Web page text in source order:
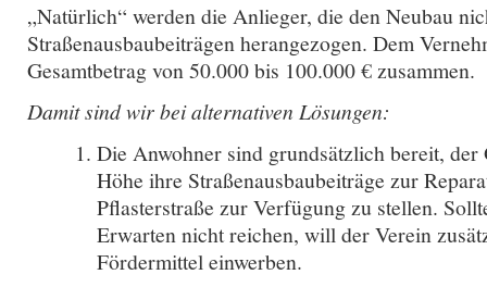
„Natürlich“ werden die Anlieger, die den Neubau
Straßenausbaubeiträgen herangezogen. Dem
Gesamtbetrag von 50.000 bis 100.000 € zusammen.
Damit sind wir bei alternativen Lösungen:
Die Anwohner sind grundsätzlich bereit, der
Höhe ihre Straßenausbaubeiträge zur
Pflasterstraße zur Verfügung zu stellen.
Erwarten nicht reichen, will der Verein
Fördermittel einwerben.